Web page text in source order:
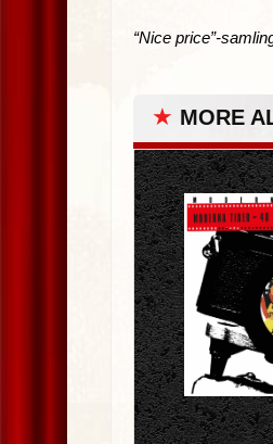
“Nice price”-
★ MORE